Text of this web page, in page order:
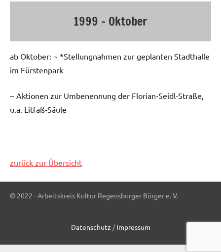
1999 – Oktober
ab Oktober: ~ *Stellungnahmen zur geplanten Stadthalle
im Fürstenpark
~ Aktionen zur Umbenennung der Florian-Seidl-Straße,
u.a. Litfaß-Säule
zurück zur Übersicht
© 2022 - Arbeitskreis Kultur Regensburger Bürger e. V.
Datenschutz /Impressum